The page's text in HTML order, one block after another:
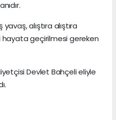
alıştıra alıştıra
hayata geçirilmesi gereken
Devlet Bahçeli eliyle